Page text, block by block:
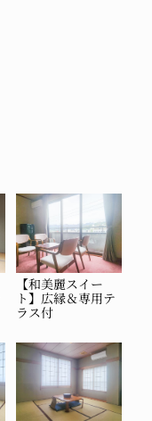
【和美麗スイー
ト】広縁＆専用テ
ラス付